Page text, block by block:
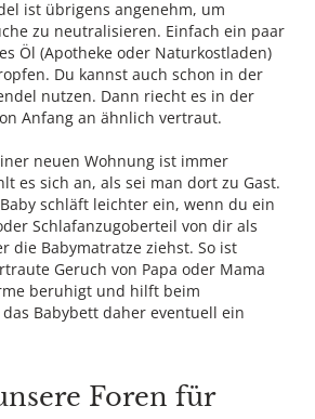
ist übrigens angenehm, um
zu neutralisieren. Einfach ein paar
Öl (Apotheke oder Naturkostladen)
Du kannst auch schon in der
nutzen. Dann riecht es in der
Anfang an ähnlich vertraut.
neuen Wohnung ist immer
es sich an, als sei man dort zu Gast.
schläft leichter ein, wenn du ein
Schlafanzugoberteil von dir als
die Babymatratze ziehst. So ist
Geruch von Papa oder Mama
beruhigt und hilft beim
Babybett daher eventuell ein
Foren für